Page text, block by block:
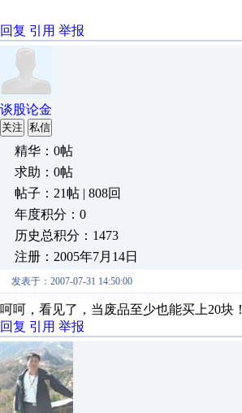
回复 引用 举报
谈股论金
关注 私信
精华：0帖
求助：0帖
帖子：21帖 | 808回
年度积分：0
历史总积分：1473
注册：2005年7月14日
发表于：2007-07-31 14:50:00
呵呵，看见了，当废品至少也能买上20块！
回复 引用 举报